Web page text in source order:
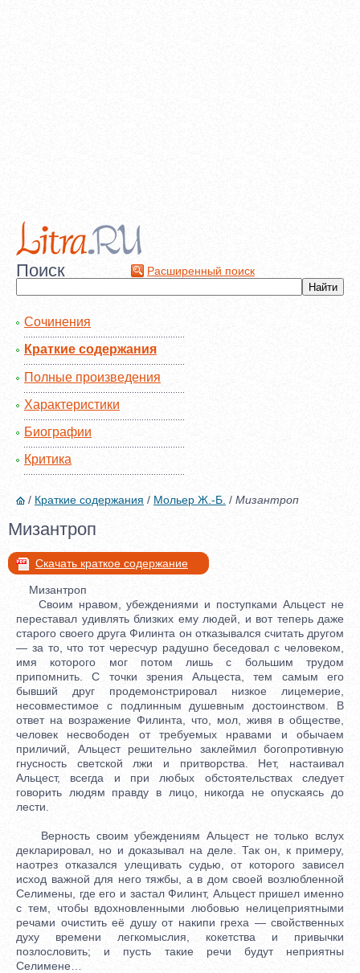
Поиск Расширенный поиск
Сочинения
Краткие содержания
Полные произведения
Характеристики
Биографии
Критика
/ Краткие содержания / Мольер Ж.-Б. / Мизантроп
Мизантроп
Скачать краткое содержание
Мизантроп
Своим нравом, убеждениями и поступками Альцест не
переставал удивлять близких ему людей, и вот теперь даже
старого своего друга Филинта он отказывался считать другом
— за то, что тот чересчур радушно беседовал с человеком,
имя которого мог потом лишь с большим трудом
припомнить. С точки зрения Альцеста, тем самым его
бывший друг продемонстрировал низкое лицемерие,
несовместимое с подлинным душевным достоинством. В
ответ на возражение Филинта, что, мол, живя в обществе,
человек несвободен от требуемых нравами и обычаем
приличий, Альцест решительно заклеймил богопротивную
гнусность светской лжи и притворства. Нет, настаивал
Альцест, всегда и при любых обстоятельствах следует
говорить людям правду в лицо, никогда не опускаясь до
лести.
Верность своим убеждениям Альцест не только вслух
декларировал, но и доказывал на деле. Так он, к примеру,
наотрез отказался улещивать судью, от которого зависел
исход важной для него тяжбы, а в дом своей возлюбленной
Селимены, где его и застал Филинт, Альцест пришел именно
с тем, чтобы вдохновленными любовью нелицеприятными
речами очистить её душу от накипи греха — свойственных
духу времени легкомыслия, кокетства и привычки
позлословить; и пусть такие речи будут неприятны
Селимене…